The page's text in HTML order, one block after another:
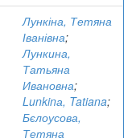
Лункіна, Тетяна
Іванівна;
Лункина,
Татьяна
Ивановна;
Lunkinа, Tatiana;
Бєлоусова,
Тетяна